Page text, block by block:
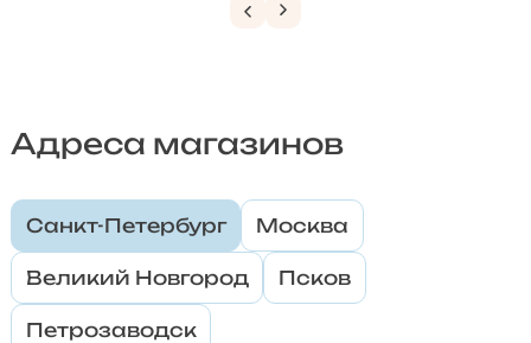
Адреса магазинов
Санкт-Петербург Москва
Великий Новгород Псков
Петрозаводск